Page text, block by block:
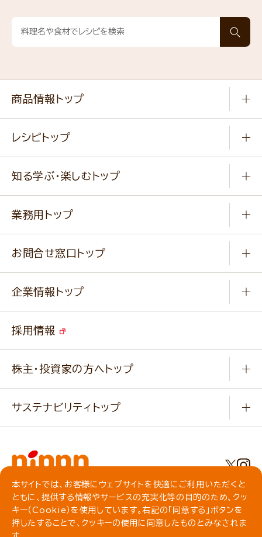
商品情報トップ
健康食品・他
新商品・リニューアル商品
通販サイト一覧
レシピトップ
作り方動画
みなさまのレシピはこちら
知る学ぶ・楽しむトップ
ふっくらパンをつくりましょう
キャンペーン
業務用トップ
ニップンの アマニ 業務用サイト
ベジカフェブランドサイト
お問合せ窓口トップ
改善事例
業務用商品のお問合せ
企業情報トップ
事業紹介
経営理念・経営方針・行動規範・行動指針
ニップンの歴史
事業場・工場一覧
採用情報
株主・投資家の方へトップ
IR情報
IRライブラリ
株主総会・株式関連情報／社債・格付情報
よくいただくご質問
サステナビリティトップ
基本方針
社会
食育への取り組み
プライバシーポリシー
クッキーポリシー
動作環境について
本サイトでは、お客様にウェブサイトを快適にご利用いただくと
ともに、提供する情報やサービスの充実化等の目的のため、クッ
キー（Cookie）を使用しています。右記の「同意する」ボタンを
押したすることで、クッキーの使用に同意したものとみなされま